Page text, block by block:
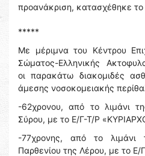
προανάκριση, κατασχέθηκε
*****
Με μέριμνα του Κέντρου
Σώματος-Ελληνικής
οι παρακάτω διακομιδές
άμεσης νοσοκομειακής
-62χρονου, από το λιμάνι
Σύρου, με το Ε/Γ-Τ/Ρ
-77χρονης, από το λιμάνι
Παρθενίου της Λέρου, με το